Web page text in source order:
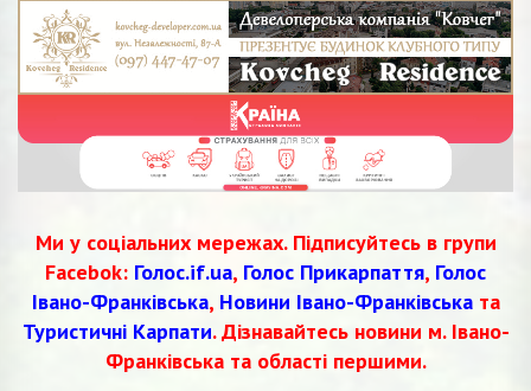
Ми у соціальних мережах. Підписуйтесь в групи
Facebok: Голос.if.ua, Голос Прикарпаття, Голос
Івано-Франківська, Новини Івано-Франківськата
Туристичні Карпати. Дізнавайтесь новини м. Івано-
Франківська та області першими.